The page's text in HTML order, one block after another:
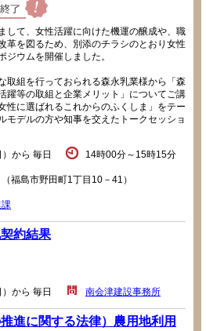
して、女性活躍に向けた機運の醸成や、職
革を図るため、別添のチラシのとおり女性
ジウムを開催しました。
取組を行っておられる森永乳業様から「森
躍等の取組と企業メリット」についてご講
性に選ばれるこれからのふくしま」をテー
モデルの方や知事を交えたトークセッショ
から 毎日 14時00分～15時15分
福島市野田町1丁目10－41）
約結果
から 毎日 南会津建設事務所
進に関する法律）農用地利用